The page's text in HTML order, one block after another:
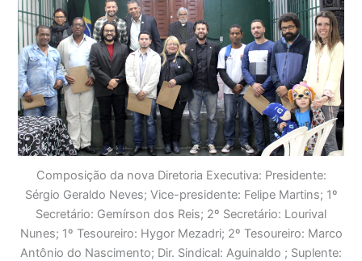
Composição da nova Diretoria Executiva: Presidente:
Sérgio Geraldo Neves; Vice-presidente: Felipe Martins; 1º
Secretário: Gemírson dos Reis; 2º Secretário: Lourival
Nunes; 1º Tesoureiro: Hygor Mezadri; 2º Tesoureiro: Marco
Antônio do Nascimento; Dir. Sindical: Aguinaldo ; Suplente: